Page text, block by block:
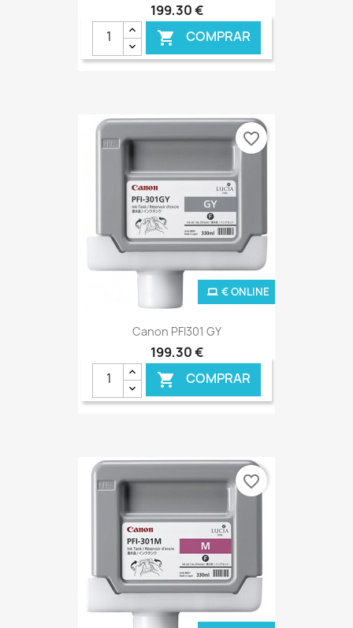
199,30 €
 COMPRAR
Canon PFI301 GY
199,30 €
 COMPRAR
€ ONLINE
favorite_border
favorite_border